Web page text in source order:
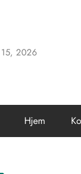
15, 2026
Hjem